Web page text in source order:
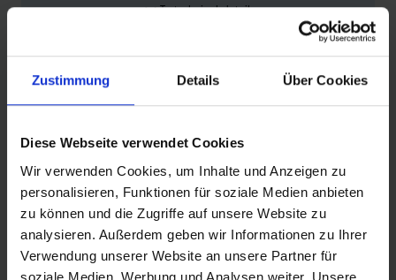
Zustimmung Details Über Cookies
Diese Webseite verwendet Cookies
Wir verwenden Cookies, um Inhalte und Anzeigen zu
personalisieren, Funktionen für soziale Medien anbieten
zu können und die Zugriffe auf unsere Website zu
analysieren. Außerdem geben wir Informationen zu Ihrer
Verwendung unserer Website an unsere Partner für
soziale Medien, Werbung und Analysen weiter. Unsere
To technical details
PRODUCT DESCRIPTION
Schwalbe EXTRA LIGHT bicycle inner tube no. 15-EL. For
bicylce tires in 28" inch (ETRTO 23→28-622, 25-630).
Lower weight, with the same reliability as a Schwalbe